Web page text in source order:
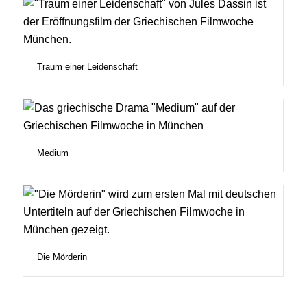
Traum einer Leidenschaft
Medium
Die Mörderin